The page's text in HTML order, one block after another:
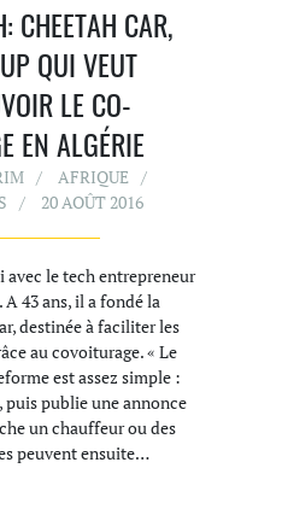
CHEETAH CAR,
QUI VEUT
LE CO-
EN ALGÉRIE
AFRIQUE
20 AOÛT 2016
avec le tech entrepreneur
43 ans, il a fondé la
destinée à faciliter les
au covoiturage. « Le
est assez simple :
publie une annonce
un chauffeur ou des
peuvent ensuite…